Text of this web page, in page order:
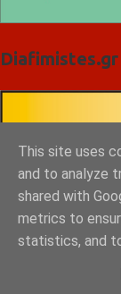
Diafimistes.gr
This site uses
and to analyze
shared with
metrics to
statistics, and